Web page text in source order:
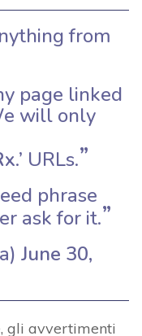
from
page linked
will only
.’ URLs.
phrase
ask for it.
June 30,
gli avvertimenti